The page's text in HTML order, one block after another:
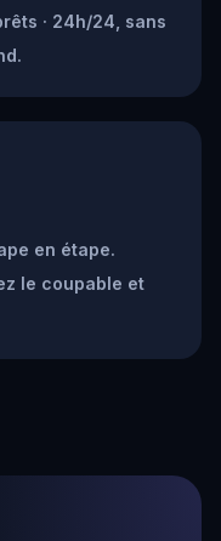
· 24h/24, sans
en étape.
le coupable et